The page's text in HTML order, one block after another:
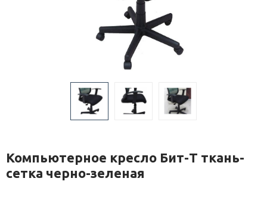
Компьютерное кресло Бит-T ткань-
сетка черно-зеленая